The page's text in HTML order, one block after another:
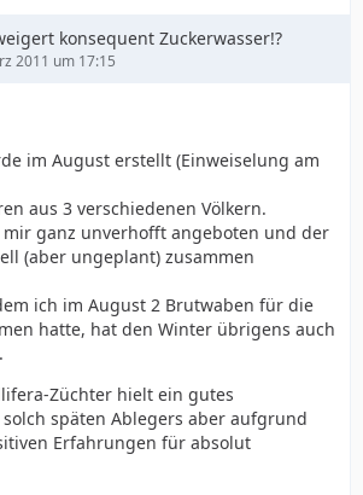
konsequent Zuckerwasser!?
2011 um 17:15
im August erstellt (Einweiselung am
aus 3 verschiedenen Völkern.
ganz unverhofft angeboten und der
(aber ungeplant) zusammen
ich im August 2 Brutwaben für die
hatte, hat den Winter übrigens auch
Züchter hielt ein gutes
späten Ablegers aber aufgrund
Erfahrungen für absolut